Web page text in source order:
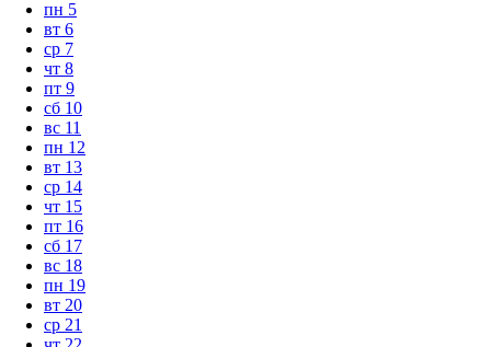
пн 5
вт 6
ср 7
чт 8
пт 9
сб 10
вс 11
пн 12
вт 13
ср 14
чт 15
пт 16
сб 17
вс 18
пн 19
вт 20
ср 21